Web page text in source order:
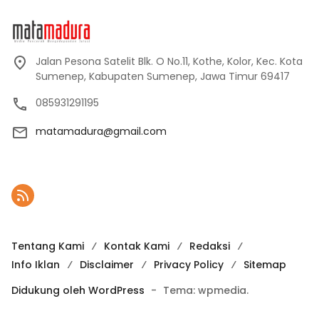
Jalan Pesona Satelit Blk. O No.11, Kothe, Kolor, Kec. Kota
Sumenep, Kabupaten Sumenep, Jawa Timur 69417
085931291195
matamadura@gmail.com
Tentang Kami Kontak Kami
Redaksi
Info Iklan
Disclaimer Privacy Policy
Sitemap
Didukung oleh WordPress - Tema: wpmedia.